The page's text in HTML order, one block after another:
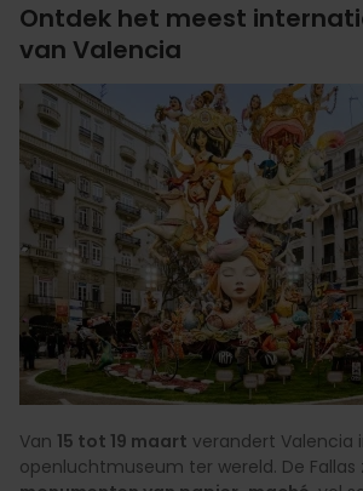
Ontdek het meest
van Valencia
Van 15 tot 19 maart verandert Valencia
openluchtmuseum ter wereld. De Fallas